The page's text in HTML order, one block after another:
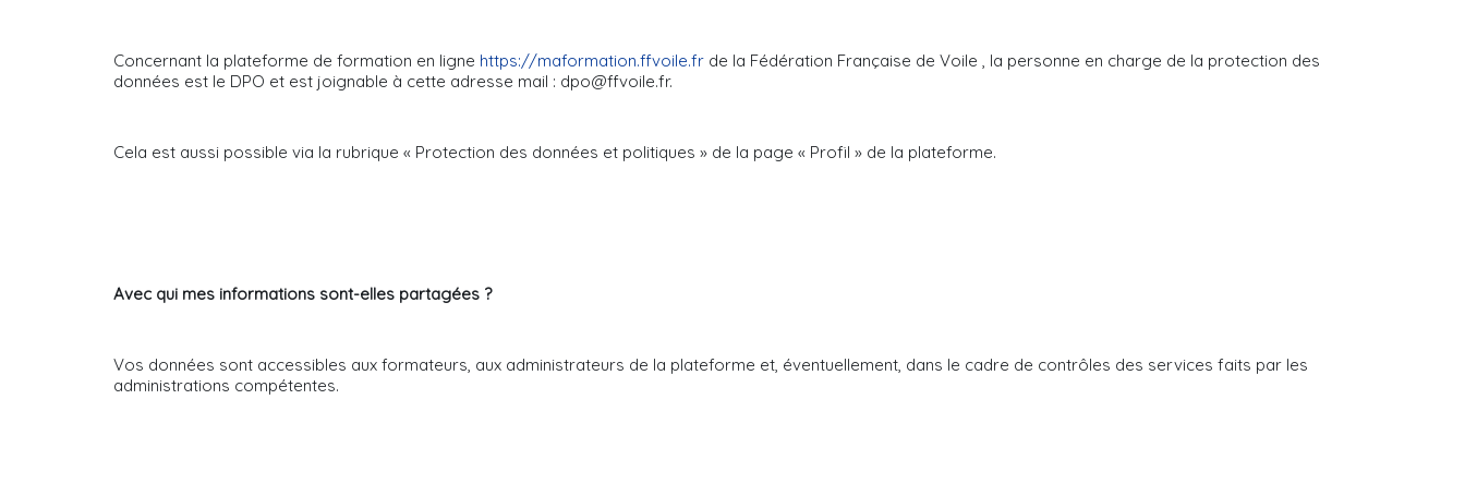
Concernant la plateforme de formation en ligne https://maformation.ffvoile.fr de la Fédération Française de Voile , la personne en charge de la protection des
données est le DPO et est joignable à cette adresse mail : dpo@ffvoile.fr.
Cela est aussi possible via la rubrique « Protection des données et politiques » de la page « Profil » de la plateforme.
Avec qui mes informations sont-elles partagées ?
Vos données sont accessibles aux formateurs, aux administrateurs de la plateforme et, éventuellement, dans le cadre de contrôles des services faits par les
administrations compétentes.